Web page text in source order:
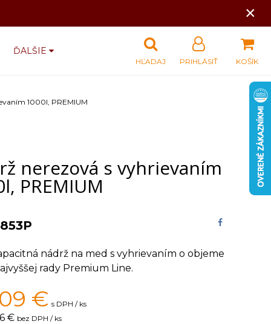
×
ĎALŠIE
KOŠÍK
PRIHLÁSIŤ
HĽADAJ
1000l, PREMIUM
nerezová s vyhrievaním
PREMIUM
nádrž na med s vyhrievaním o objeme
rady Premium Line.
€ s DPH / ks
€ bez DPH / ks